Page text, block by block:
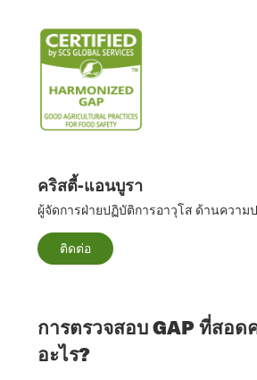
คริสตี้-แอนบูรา
ผู้จัดการฝ่ายปฏิบัติการอาวุโส ด้านความ
ติดต่อ
การตรวจสอบ GAP ที่สอด
อะไร?